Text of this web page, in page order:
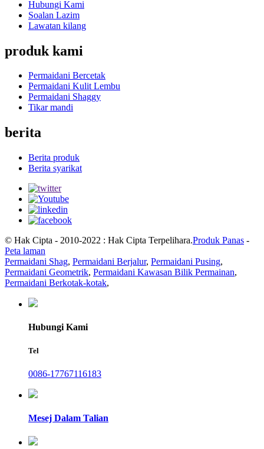
Hubungi Kami
Soalan Lazim
Lawatan kilang
produk kami
Permaidani Bercetak
Permaidani Kulit Lembu
Permaidani Shaggy
Tikar mandi
berita
Berita produk
Berita syarikat
© Hak Cipta - 2010-2022 : Hak Cipta Terpelihara.Produk Panas -
Peta laman
Permaidani Shag, Permaidani Berjalur, Permaidani Pusing,
Permaidani Geometrik, Permaidani Kawasan Bilik Permainan,
Permaidani Berkotak-kotak,
Hubungi Kami
Tel
0086-17767116183
Mesej Dalam Talian